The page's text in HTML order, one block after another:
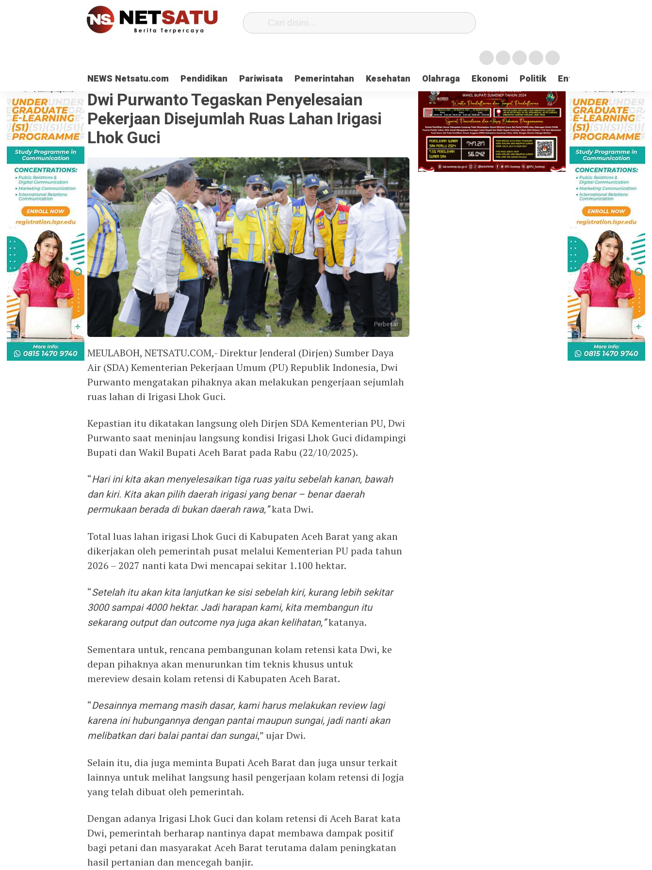
NEWS Netsatu.com Pendidikan Pariwisata Pemerintahan Kesehatan Olahraga Ekonomi Politik Entertaintment
NEWS NETSATU.COM· 22 Okt 2025
Dwi Purwanto Tegaskan Penyelesaian
Pekerjaan Disejumlah Ruas Lahan Irigasi
Lhok Guci
Perbesar
MEULABOH, NETSATU.COM,- Direktur Jenderal (Dirjen) Sumber Daya
Air (SDA) Kementerian Pekerjaan Umum (PU) Republik Indonesia, Dwi
Purwanto mengatakan pihaknya akan melakukan pengerjaan sejumlah
ruas lahan di Irigasi Lhok Guci.
Kepastian itu dikatakan langsung oleh Dirjen SDA Kementerian PU, Dwi
Purwanto saat meninjau langsung kondisi Irigasi Lhok Guci didampingi
Bupati dan Wakil Bupati Aceh Barat pada Rabu (22/10/2025).
“Hari ini kita akan menyelesaikan tiga ruas yaitu sebelah kanan, bawah
dan kiri. Kita akan pilih daerah irigasi yang benar – benar daerah
permukaan berada di bukan daerah rawa,”kata Dwi.
Total luas lahan irigasi Lhok Guci di Kabupaten Aceh Barat yang akan
dikerjakan oleh pemerintah pusat melalui Kementerian PU pada tahun
2026 – 2027 nanti kata Dwi mencapai sekitar 1.100 hektar.
“Setelah itu akan kita lanjutkan ke sisi sebelah kiri, kurang lebih sekitar
3000 sampai 4000 hektar. Jadi harapan kami, kita membangun itu
sekarang output dan outcome nya juga akan kelihatan,”katanya.
Sementara untuk, rencana pembangunan kolam retensi kata Dwi, ke
depan pihaknya akan menurunkan tim teknis khusus untuk
mereview desain kolam retensi di Kabupaten Aceh Barat.
“Desainnya memang masih dasar, kami harus melakukan review lagi
karena ini hubungannya dengan pantai maupun sungai, jadi nanti akan
melibatkan dari balai pantai dan sungai,” ujar Dwi.
Selain itu, dia juga meminta Bupati Aceh Barat dan juga unsur terkait
lainnya untuk melihat langsung hasil pengerjaan kolam retensi di Jogja
yang telah dibuat oleh pemerintah.
Dengan adanya Irigasi Lhok Guci dan kolam retensi di Aceh Barat kata
Dwi, pemerintah berharap nantinya dapat membawa dampak positif
bagi petani dan masyarakat Aceh Barat terutama dalam peningkatan
hasil pertanian dan mencegah banjir.